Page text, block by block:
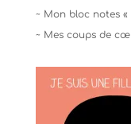
~ Mon bloc notes «
~ Mes coups de